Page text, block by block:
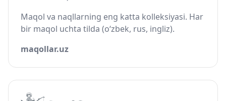
Maqol va naqllarning eng katta kolleksiyasi. Har
bir maqol uchta tilda (o‘zbek, rus, ingliz).
maqollar.uz